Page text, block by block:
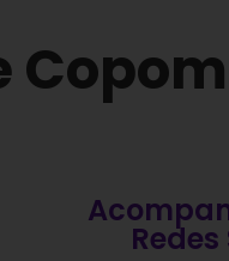
Copom